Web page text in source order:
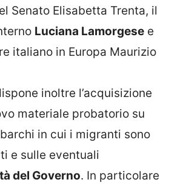
Senato Elisabetta Trenta, il
Luciana Lamorgese e
italiano in Europa Maurizio
inoltre l’acquisizione
materiale probatorio su
in cui i migranti sono
e sulle eventuali
del Governo. In particolare